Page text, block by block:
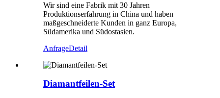
Wir sind eine Fabrik mit 30 Jahren
Produktionserfahrung in China und haben
maßgeschneiderte Kunden in ganz Europa,
Südamerika und Südostasien.
AnfrageDetail
Diamantfeilen-Set